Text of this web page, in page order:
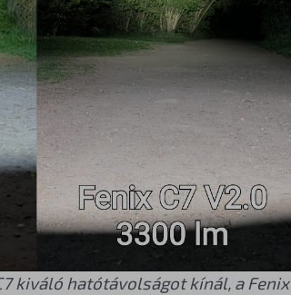
kiváló hatótávolságot kínál, a Fenix